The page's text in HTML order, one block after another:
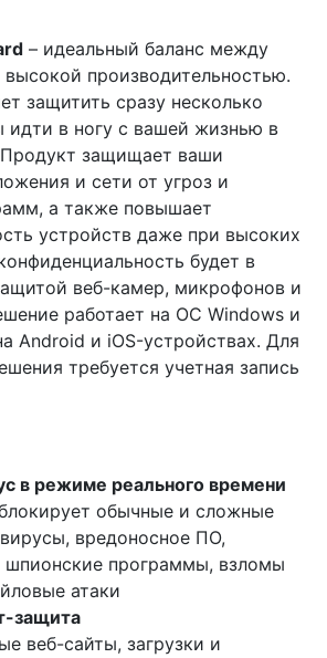
– идеальный баланс между
производительностью.
защитить сразу несколько
идти в ногу с вашей жизнью в
защищает ваши
и сети от угроз и
а также повышает
устройств даже при высоких
будет в
веб-камер, микрофонов и
работает на ОС Windows и
Android и iOS-устройствах. Для
требуется учетная запись
в режиме реального времени
обычные и сложные
вредоносное ПО,
программы, взломы
атаки
защита
веб-сайты, загрузки и